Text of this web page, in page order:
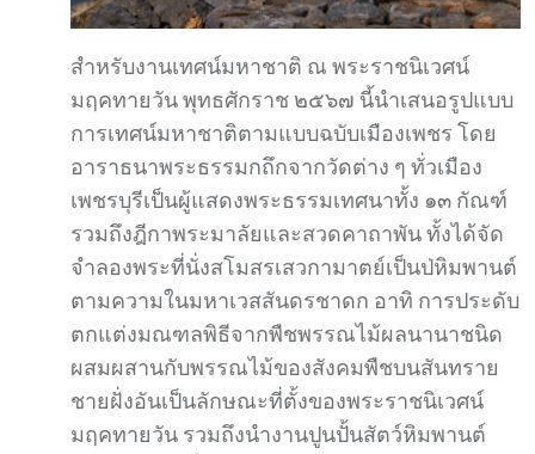
สำหรับงานเทศน์มหาชาติ ณ พระราชนิเวศน์
มฤคทายวัน พุทธศักราช ๒๕๖๗ นี้นำเสนอรูปแบบ
การเทศน์มหาชาติตามแบบฉบับเมืองเพชร โดย
อาราธนาพระธรรมกถึกจากวัดต่าง ๆ ทั่วเมือง
เพชรบุรีเป็นผู้แสดงพระธรรมเทศนาทั้ง ๑๓ กัณฑ์
รวมถึงฎีกาพระมาลัยและสวดคาถาพัน ทั้งได้จัด
จำลองพระที่นั่งสโมสรเสวกามาตย์เป็นป่หิมพานต์
ตามความในมหาเวสสันดรชาดก อาทิ การประดับ
ตกแต่งมณฑลพิธีจากพืชพรรณไม้ผลนานาชนิด
ผสมผสานกับพรรณไม้ของสังคมพืชบนสันทราย
ชายฝั่งอันเป็นลักษณะที่ตั้งของพระราชนิเวศน์
มฤคทายวัน รวมถึงนำงานปูนปั้นสัตว์หิมพานต์